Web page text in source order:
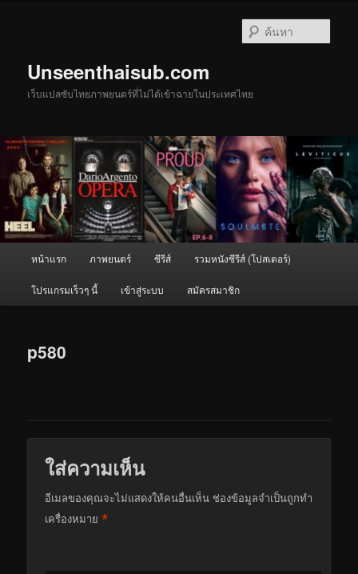
Unseenthaisub.com
เว็บแปลซับไทยภาพยนตร์ที่ไม่ได้เข้าฉายในประเทศไทย
หน้าแรก ภาพยนตร์ ซีรีส์ รวมหนังซีรีส์ (โปสเตอร์)
โปรแกรมเร็วๆ นี้ เข้าสู่ระบบ สมัครสมาชิก
p580
ใส่ความเห็น
อีเมลของคุณจะไม่แสดงให้คนอื่นเห็น ช่องข้อมูลจำเป็นถูกทำ
เครื่องหมาย*